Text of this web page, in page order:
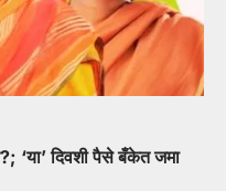
‘या’ दिवशी पैसे बँकेत जमा